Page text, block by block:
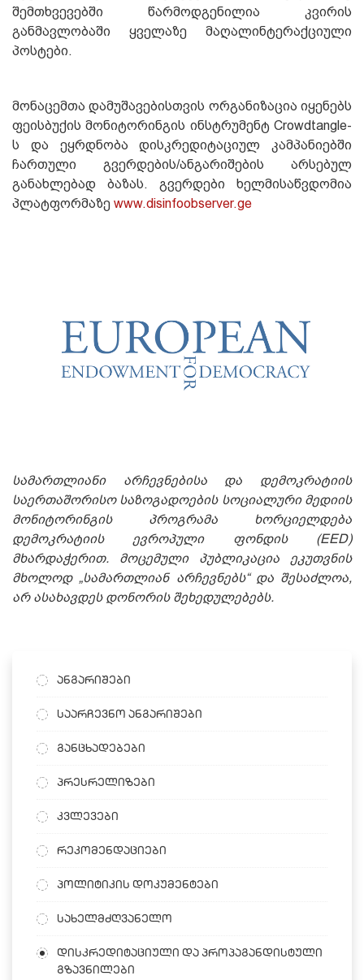
შემთხვევებში წარმოდგენილია კვირის
განმავლობაში ყველაზე მაღალინტერაქციული
პოსტები.
მონაცემთა დამუშავებისთვის ორგანიზაცია იყენებს
ფეისბუქის მონიტორინგის ინსტრუმენტ Crowdtangle-
ს და ეყრდნობა დისკრედიტაციულ კამპანიებში
ჩართული გვერდების/ანგარიშების არსებულ
განახლებად ბაზას. გვერდები ხელმისაწვდომია
პლატფორმაზე www.disinfoobserver.ge
სამართლიანი არჩევნებისა და დემოკრატიის
საერთაშორისო საზოგადოების სოციალური მედიის
მონიტორინგის პროგრამა ხორციელდება
დემოკრატიის ევროპული ფონდის (EED)
მხარდაჭერით. მოცემული პუბლიკაცია ეკუთვნის
მხოლოდ „სამართლიან არჩევნებს“ და შესაძლოა,
არ ასახავდეს დონორის შეხედულებებს.
ანგარიშები
საარჩევნო ანგარიშები
განცხადებები
პრესრელიზები
კვლევები
რეკომენდაციები
პოლიტიკის დოკუმენტები
სახელმძღვანელო
დისკრედიტაციული და პროპაგანდისტული
გზავნილები